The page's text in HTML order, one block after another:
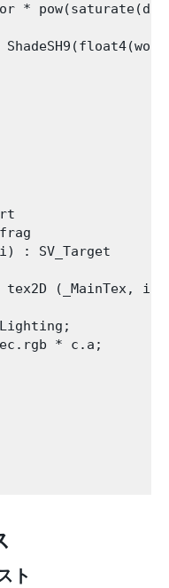
*
: SV_Target
tex2D (_MainTex,
* c.a;
ト